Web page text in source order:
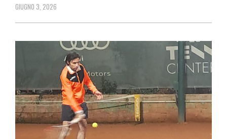
GIUGNO 3, 2026